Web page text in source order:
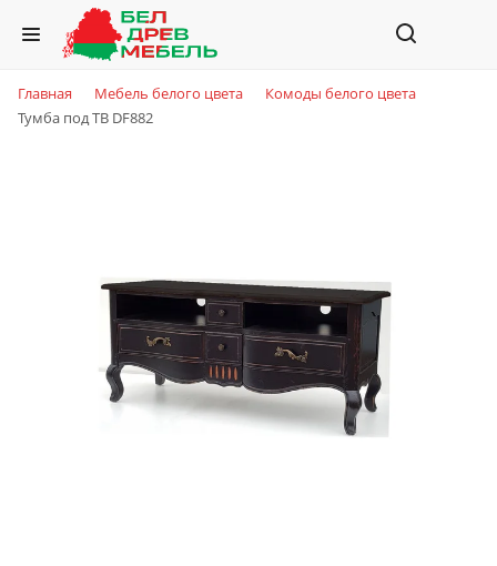
Главная Мебель белого цвета
Комоды белого цвета
Тумба под TВ DF882